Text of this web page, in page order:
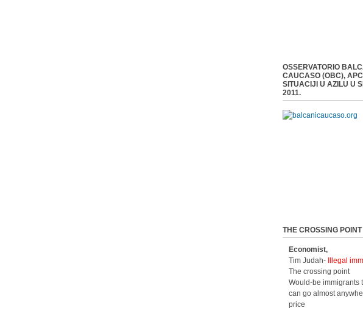
OSSERVATORIO
CAUCASO (OBC),
SITUACIJI U AZILU U
2011.
THE CROSSING POINT
Economist,
Tim Judah-
Illegal
The crossing point
Would-be immigrants
can go almost
price